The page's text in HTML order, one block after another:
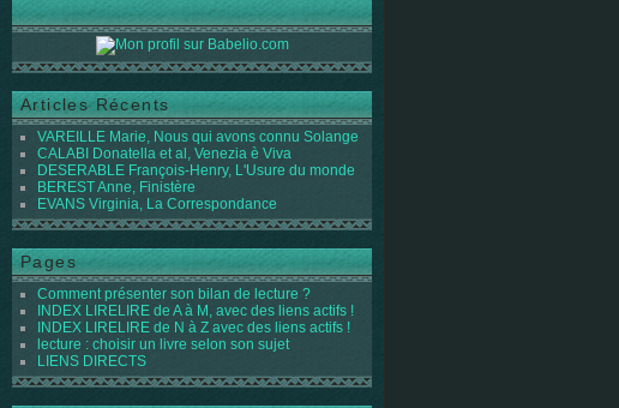
Articles Récents
VAREILLE Marie, Nous qui avons connu Solange
CALABI Donatella et al, Venezia è Viva
DESERABLE François-Henry, L'Usure du monde
BEREST Anne, Finistère
EVANS Virginia, La Correspondance
Pages
Comment présenter son bilan de lecture ?
INDEX LIRELIRE de A à M, avec des liens actifs !
INDEX LIRELIRE de N à Z avec des liens actifs !
lecture : choisir un livre selon son sujet
LIENS DIRECTS